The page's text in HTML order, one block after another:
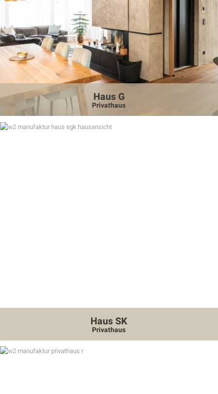
Haus G
Privathaus
Haus SK
Privathaus